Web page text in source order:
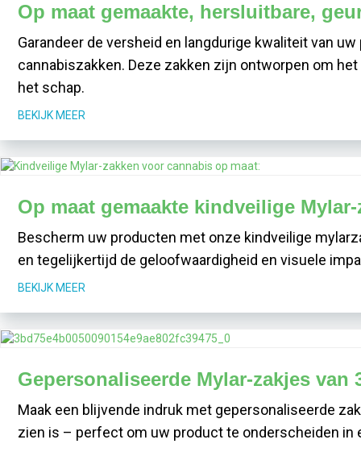
Op maat gemaakte, hersluitbare,
Garandeer de versheid en langdurige kwaliteit van
cannabiszakken. Deze zakken zijn ontworpen om
het schap.
BEKIJK MEER
Op maat gemaakte kindveilige
Bescherm uw producten met onze kindveilige
en tegelijkertijd de geloofwaardigheid en visuele
BEKIJK MEER
Gepersonaliseerde Mylar-zakjes
Maak een blijvende indruk met gepersonaliseerde
zien is – perfect om uw product te onderscheiden in